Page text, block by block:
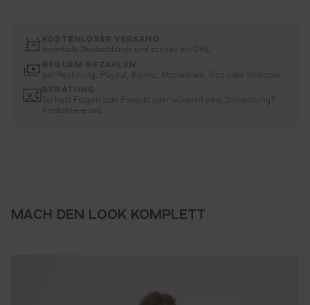
KOSTENLOSER VERSAND
innerhalb Deutschlands und schnell mit DHL
BEQUEM BEZAHLEN
per Rechnung, Paypal, Klarna, Mastercard, Visa oder Vorkasse
BERATUNG
Du hast Fragen zum Produkt oder wünscht eine Stilberatung?
Kontaktiere uns
MACH DEN LOOK KOMPLETT